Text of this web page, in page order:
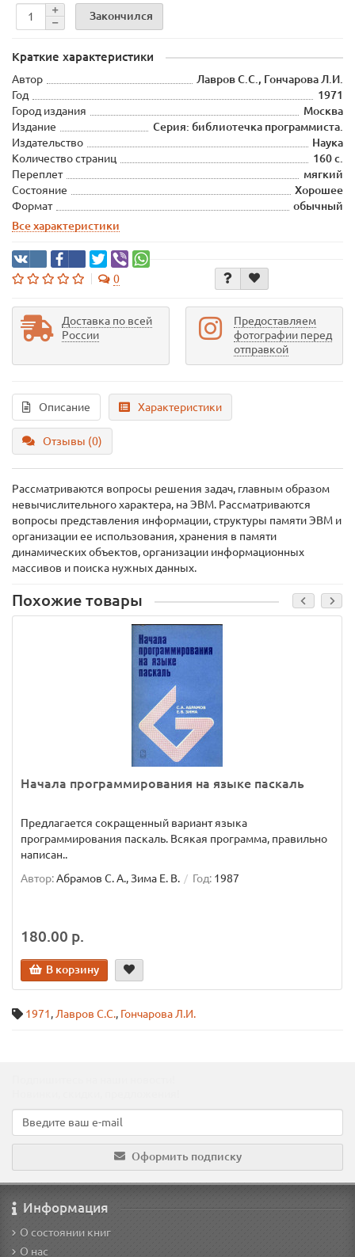
Закончился
Краткие характеристики
Автор
Лавров С.С., Гончарова Л.И.
Год
1971
Город издания
Москва
Издание
Серия: библиотечка программиста.
Издательство
Наука
Количество страниц
160 с.
Переплет
мягкий
Состояние
Хорошее
Формат
обычный
Все характеристики
0
Доставка по всей
России
Предоставляем
фотографии перед
отправкой
Описание Характеристики
Отзывы (0)
Рассматриваются вопросы решения задач, главным образом
невычислительного характера, на ЭВМ. Рассматриваются
вопросы представления информации, структуры памяти ЭВМ и
организации ее использования, хранения в памяти
динамических объектов, организации информационных
массивов и поиска нужных данных.
Похожие товары
Начала программирования на языке паскаль
Предлагается сокращенный вариант языка
программирования паскаль. Всякая программа, правильно
написан..
Автор:Абрамов С. А., Зима Е. В. Год: 1987
180.00 р.
В корзину
1971, Лавров С.С., Гончарова Л.И.
Оформить подписку
Информация
О состоянии книг
О нас